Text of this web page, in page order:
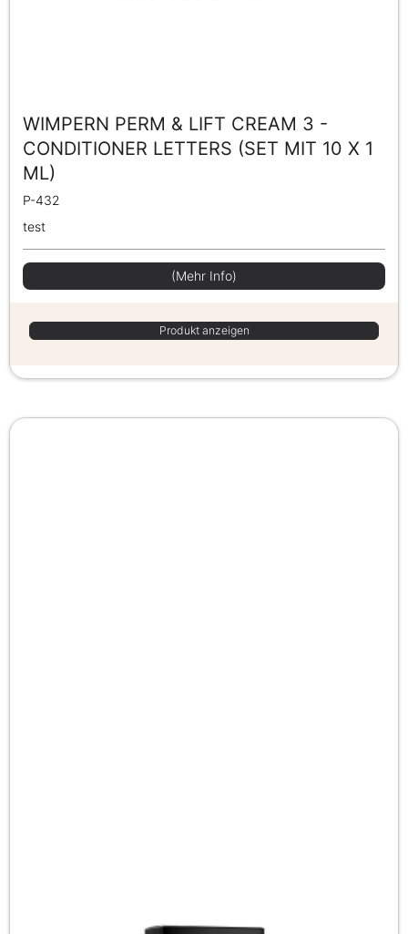
WIMPERN PERM & LIFT CREAM 3 -
CONDITIONER LETTERS (SET MIT 10 X 1
ML)
P-432
test
(Mehr Info)
Produkt anzeigen